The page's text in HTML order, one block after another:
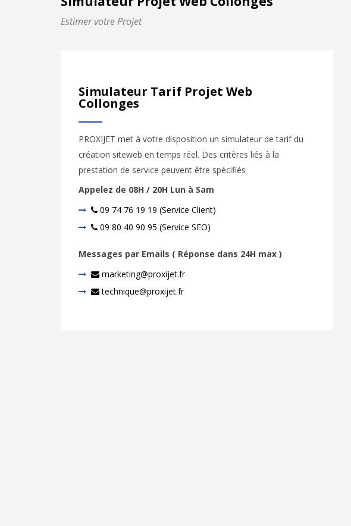
Estimer votre Projet
Simulateur Tarif Projet Web
Collonges
PROXIJET met à votre disposition un simulateur de tarif du
création siteweb en temps réel. Des critères liés à la
prestation de service peuvent être spécifiés
Appelez de 08H / 20H Lun à Sam
09 74 76 19 19 (Service Client)
09 80 40 90 95 (Service SEO)
Messages par Emails ( Réponse dans 24H max )
marketing@proxijet.fr
technique@proxijet.fr